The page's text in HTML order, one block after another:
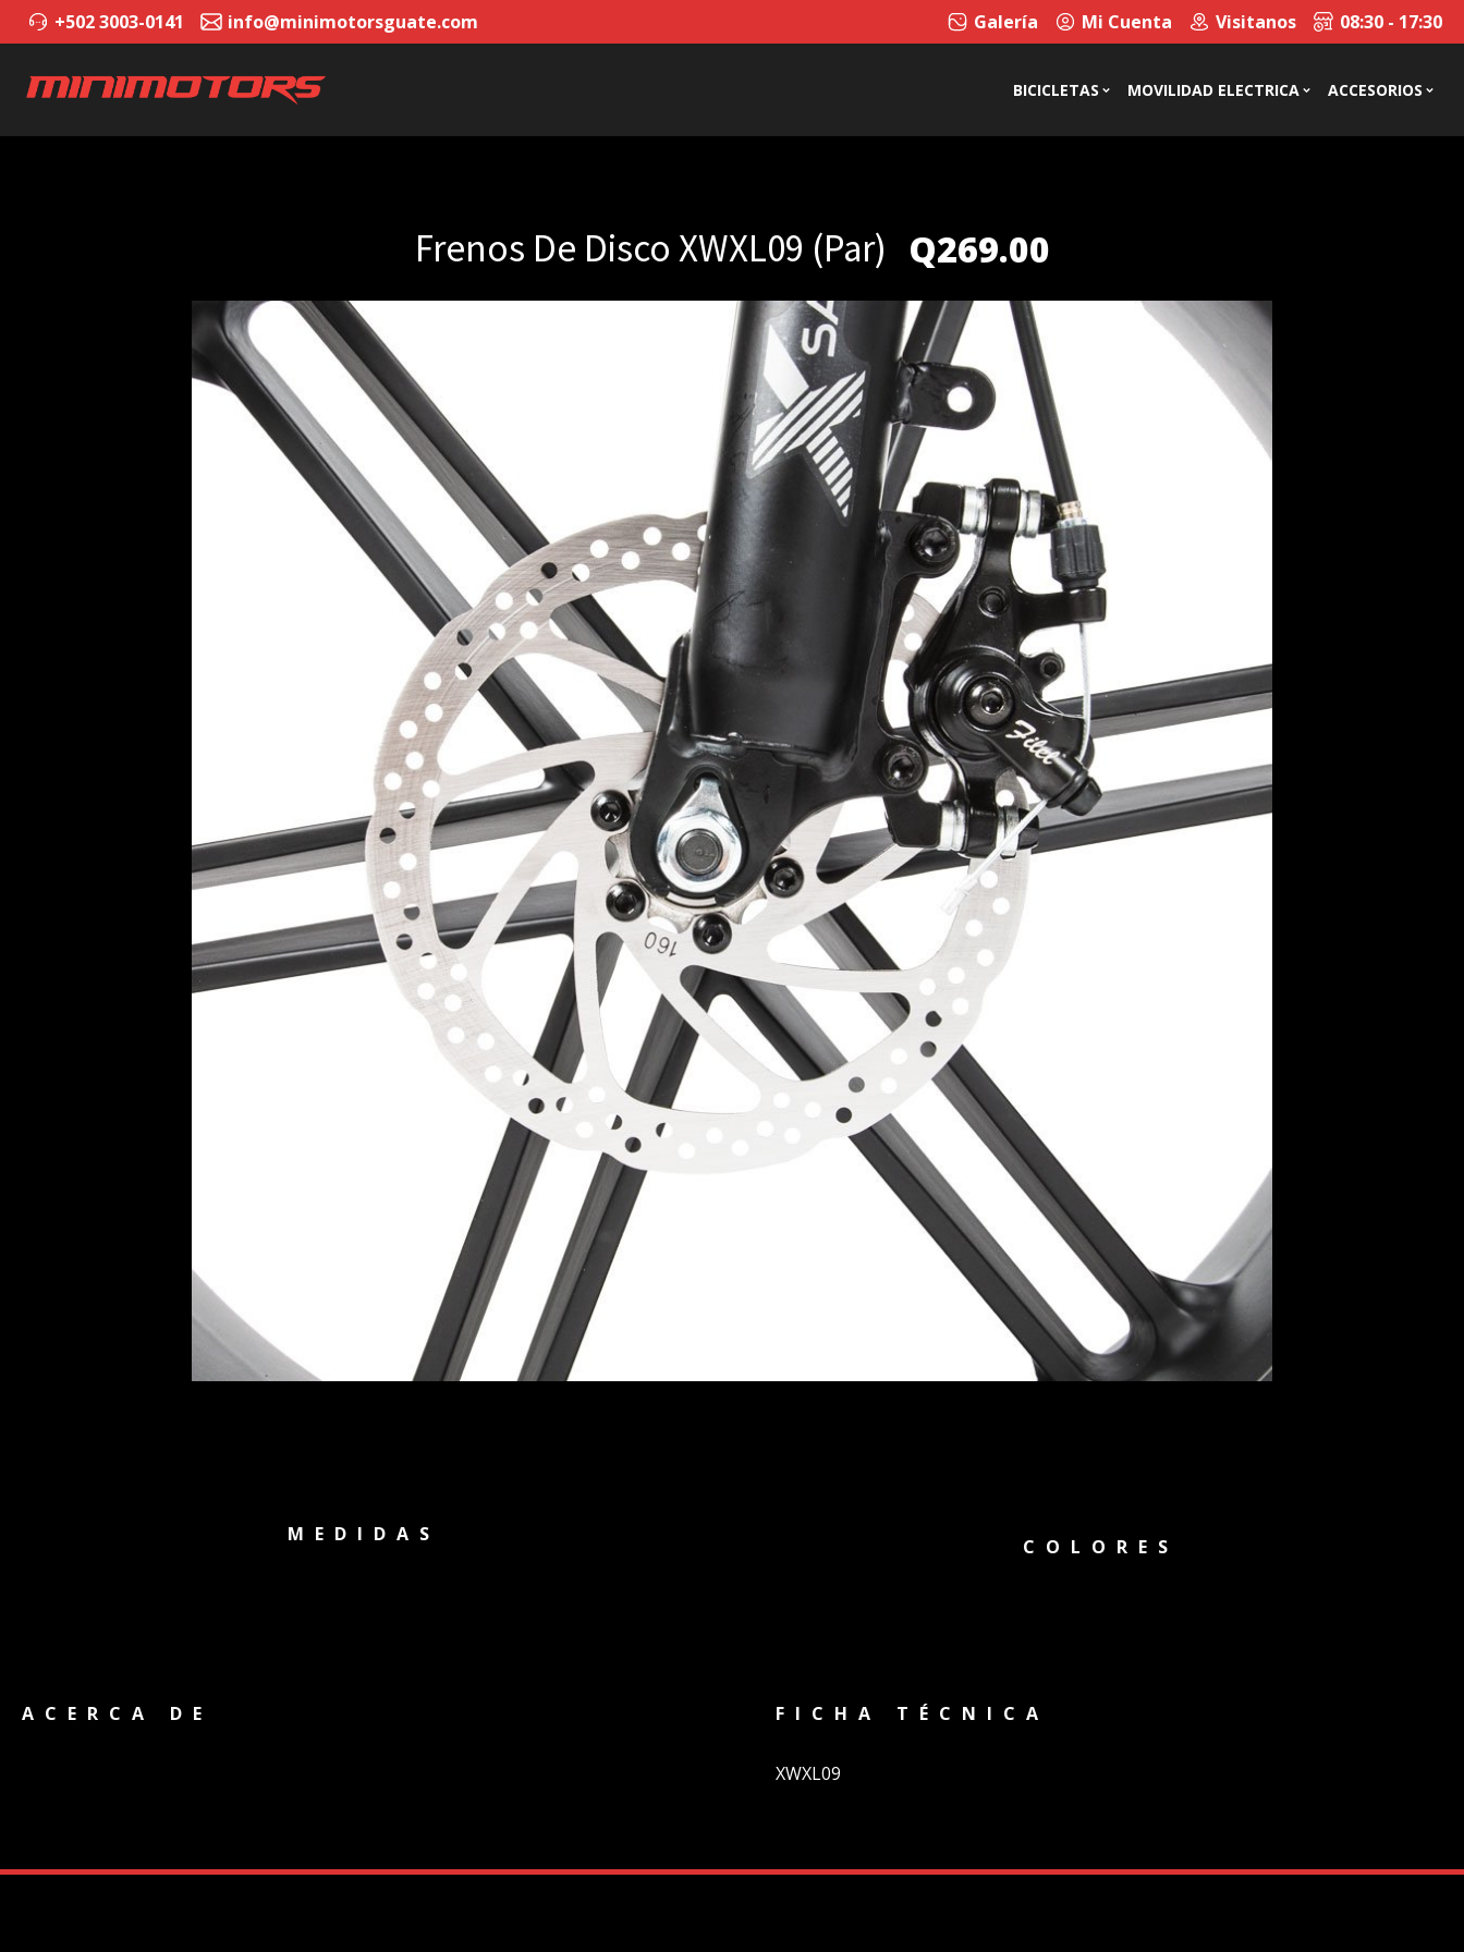
+502 3003-0141 info@minimotorsguate.com Galería Mi Cuenta Visitanos 08:30 - 17:30
BICICLETAS MOVILIDAD ELECTRICA ACCESORIOS
Frenos De Disco XWXL09 (par) Q269.00
MEDIDAS
COLORES
ACERCA DE FICHA TÉCNICA
XWXL09